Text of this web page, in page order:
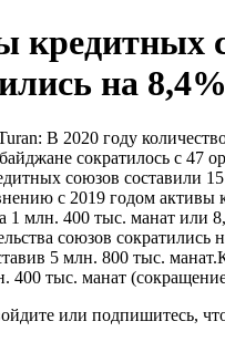
кредитных
на 8,4%
В 2020 году
сократилось с 47
союзов составили
с 2019 годом активы
1 млн. 400 тыс. манат или
союзов сократились
5 млн. 800 тыс.
400 тыс. манат
или подпишитесь,